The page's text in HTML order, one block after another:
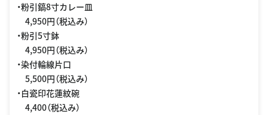
・粉引鎬8寸カレー皿
4,950円（税込み）
・粉引5寸鉢
4,950円（税込み）
・染付輪線片口
5,500円（税込み）
・白瓷印花蓮紋碗
4,400（税込み）